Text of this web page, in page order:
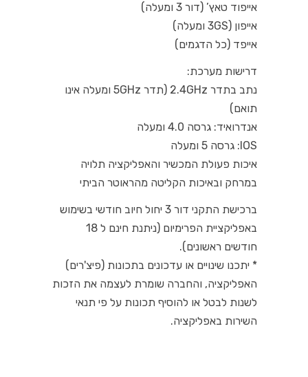
אייפוד טאץ’ (דור 3 ומעלה)
אייפון (3GS ומעלה)
אייפד (כל הדגמים)
דרישות מערכת:
נתב בתדר 2.4GHz (תדר 5GHz ומעלה אינו
תואם)
אנדרואיד: גרסה 4.0 ומעלה
IOS: גרסה 5 ומעלה
איכות פעולת המכשיר והאפליקציה תלויה
במרחק ובאיכות הקליטה מהראוטר הביתי
ברכישת התקני דור 3 יחול חיוב חודשי בשימוש
באפליקציית הפרימיום (ניתנת חינם ל 18
חודשים ראשונים).
* יתכנו שינויים או עדכונים בתכונות (פיצ'רים)
האפליקציה, והחברה שומרת לעצמה את הזכות
לשנות לבטל או להוסיף תכונות על פי תנאי
השירות באפליקציה.